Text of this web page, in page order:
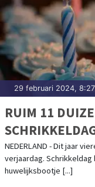
29 februari 2024,
RUIM 11
NEDERLAND - Dit jaar
verjaardag.
huwelijksbootje [...]